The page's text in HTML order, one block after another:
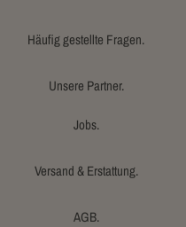
Häufig gestellte Fragen.
Unsere Partner.
Jobs.
Versand & Erstattung.
AGB.